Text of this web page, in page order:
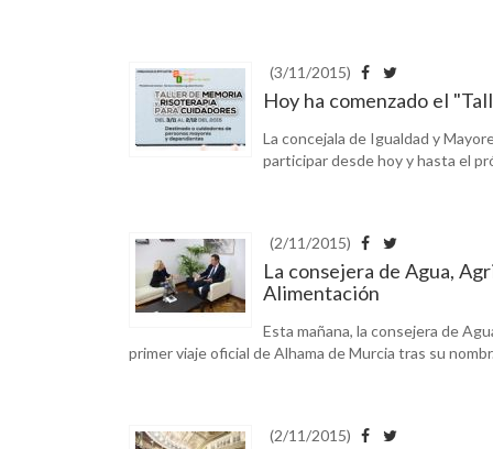
(3/11/2015)
Hoy ha comenzado el
La concejala de Igualdad y
participar desde hoy y hasta el
(2/11/2015)
La consejera de Agua,
Alimentación
Esta mañana, la consejera de
primer viaje oficial de Alhama de Murcia tras su
(2/11/2015)